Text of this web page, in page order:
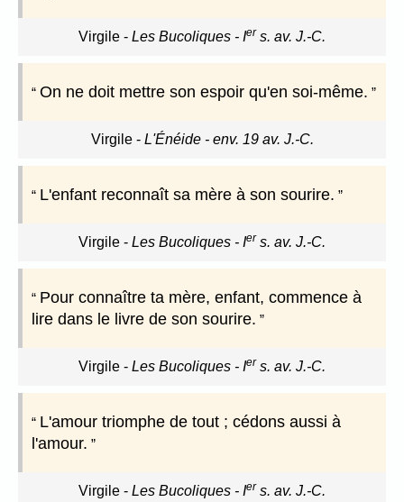
Virgile - Les Bucoliques - Ier s. av. J.-C.
On ne doit mettre son espoir qu'en soi-même.
Virgile- L'Énéide - env. 19 av. J.-C.
L'enfant reconnaît sa mère à son sourire.
Virgile - Les Bucoliques - Ier s. av. J.-C.
Pour connaître ta mère, enfant, commence à
lire dans le livre de son sourire.
Virgile - Les Bucoliques - Ier s. av. J.-C.
L'amour triomphe de tout ; cédons aussi à
l'amour.
Virgile - Les Bucoliques - Ier s. av. J.-C.